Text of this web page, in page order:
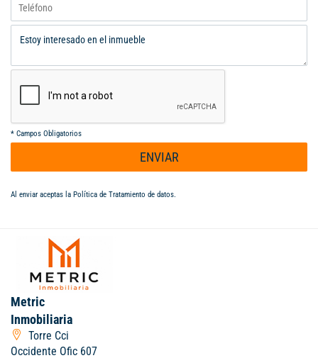
* Campos Obligatorios
ENVIAR
Al enviar aceptas la Política de Tratamiento de datos.
Metric
Inmobiliaria
Torre Cci
Occidente Ofic 607